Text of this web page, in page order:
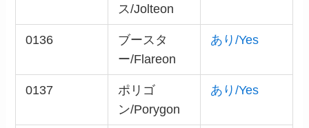
ス/Jolteon
0136
ブースタ
ー/Flareon
あり/Yes
0137
ポリゴ
ン/Porygon
あり/Yes